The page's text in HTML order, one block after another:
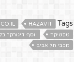
Tags
HAZAVIT
טקטיקה
יוסף דיגורקר
מכבי תל אביב